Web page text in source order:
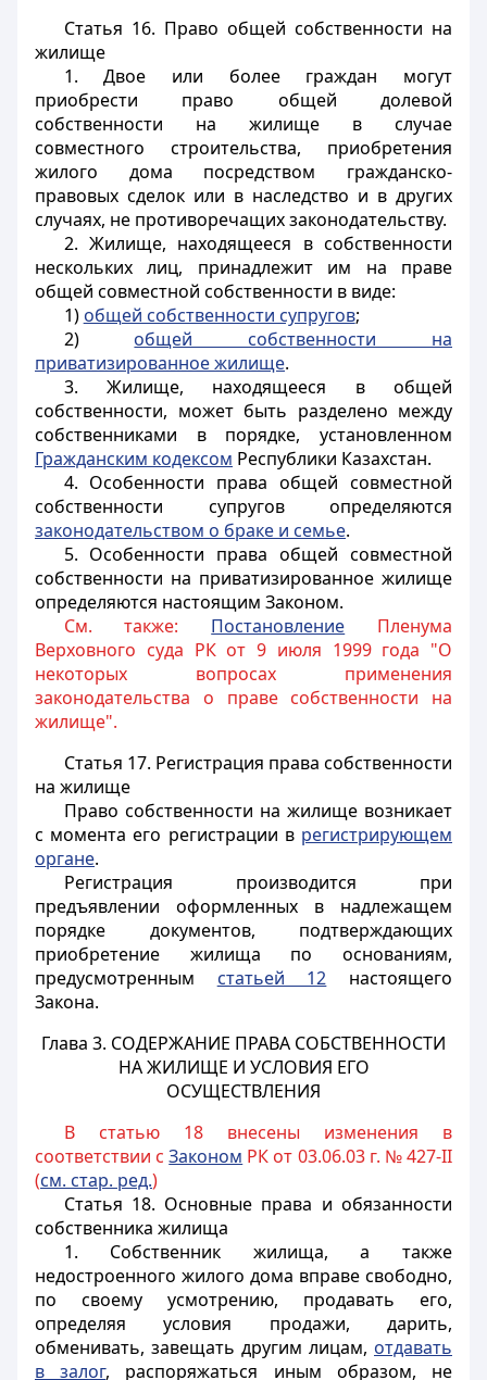
Статья 16. Право общей собственности на
жилище
1. Двое или более граждан могут
приобрести право общей долевой
собственности на жилище в случае
совместного строительства, приобретения
жилого дома посредством гражданско-
правовых сделок или в наследство и в других
случаях, не противоречащих законодательству.
2. Жилище, находящееся в собственности
нескольких лиц, принадлежит им на праве
общей совместной собственности в виде:
1) общей собственности супругов;
2) общей собственности на
приватизированное жилище.
3. Жилище, находящееся в общей
собственности, может быть разделено между
собственниками в порядке, установленном
Гражданским кодексом Республики Казахстан.
4. Особенности права общей совместной
собственности супругов определяются
законодательством о браке и семье.
5. Особенности права общей совместной
собственности на приватизированное жилище
определяются настоящим Законом.
См. также: Постановление Пленума
Верховного суда РК от 9 июля 1999 года "О
некоторых вопросах применения
законодательства о праве собственности на
жилище".
Статья 17. Регистрация права собственности
на жилище
Право собственности на жилище возникает
с момента его регистрации в регистрирующем
органе.
Регистрация производится при
предъявлении оформленных в надлежащем
порядке документов, подтверждающих
приобретение жилища по основаниям,
предусмотренным статьей 12 настоящего
Закона.
Глава 3. СОДЕРЖАНИЕ ПРАВА СОБСТВЕННОСТИ
НА ЖИЛИЩЕ И УСЛОВИЯ ЕГО
ОСУЩЕСТВЛЕНИЯ
В статью 18 внесены изменения в
соответствии сЗаконом РК от 03.06.03 г. № 427-II
(см. стар. ред.)
Статья 18. Основные права и обязанности
собственника жилища
1. Собственник жилища, а также
недостроенного жилого дома вправе свободно,
по своему усмотрению, продавать его,
определяя условия продажи, дарить,
обменивать, завещать другим лицам, отдавать
в залог, распоряжаться иным образом, не